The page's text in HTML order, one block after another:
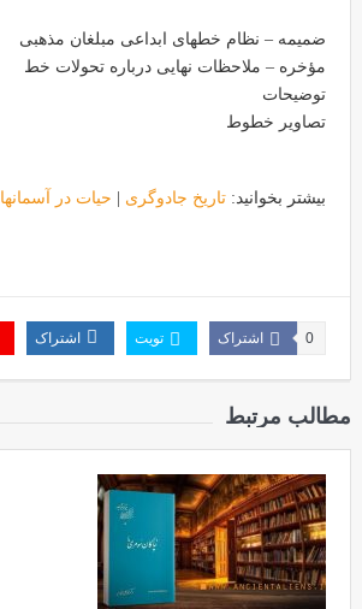
ضمیمه – نظام خطهای ابداعی مبلغان مذهبی
مؤخره – ملاحظات نهایی درباره تحولات خط
توضیحات
تصاویر خطوط
بیشتر بخوانید: تاریخ جادوگری | حیات در آسمانها
اشتراک 0 تویت اشتراک
مطالب مرتبط